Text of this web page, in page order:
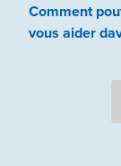
Comment
vous aider